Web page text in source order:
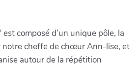
composé d’un unique pôle, la
notre cheffe de chœur Ann-lise, et
autour de la répétition